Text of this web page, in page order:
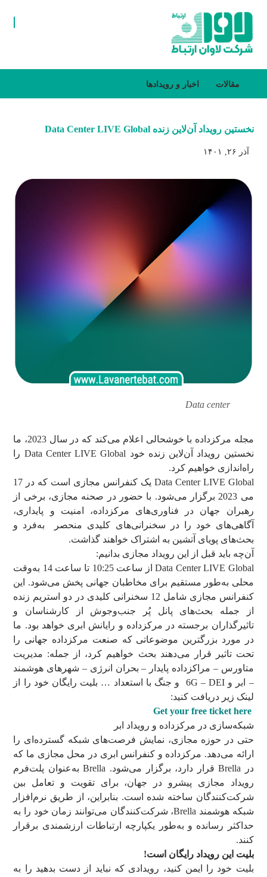
مقالات اخبار و رویدادها
نخستین رویداد آن‌لاین زنده Data Center LIVE Global
آذر ۲۶, ۱۴۰۱
Data center
مجله مرکزداده با خوشحالی اعلام می‌کند که در سال 2023، ما
نخستین رویداد آن‌لاین زنده خود Data Center LIVE Global را
راه‌اندازی خواهیم کرد.
Data Center LIVE Global یک کنفرانس مجازی است که در 17
می 2023 برگزار می‌شود. با حضور در صحنه مجازی، برخی از
رهبران جهان در فناوری‌های مرکزداده، امنیت و پایداری،
آگاهی‌های خود را در سخنرانی‌های کلیدی منحصر به‌فرد و
بحث‌های پویای آتشین به اشتراک خواهند گذاشت.
آن‌چه باید قبل از این رویداد مجازی بدانیم:
Data Center LIVE Global از ساعت 10:25 تا ساعت 14 به‌وقت
محلی به‌طور مستقیم برای مخاطبان جهانی پخش می‌شود. این
کنفرانس مجازی شامل 12 سخنرانی کلیدی در دو استریم زنده
از جمله بحث‌های پانل پُر جنب‌وجوش از کارشناسان و
تاثیرگذاران برجسته در مرکزداده و رایانش ابری خواهد بود. ما
در مورد بزرگترین موضوعاتی که صنعت مرکزداده جهانی را
تحت تاثیر قرار می‌دهند بحث خواهیم کرد، از جمله: مدیریت
متاورس – مراکزداده پایدار – بحران انرژی – شهرهای هوشمند
– ابر و 6G – DEI و جنگ با استعداد … بلیت رایگان خود را از
لینک زیر دریافت کنید:
Get your free ticket here
شبکه‌سازی در مرکزداده و رویداد ابر
حتی در حوزه مجازی، نمایش فرصت‌های شبکه گسترده‌ای را
ارائه می‌دهد. مرکزداده و کنفرانس ابری در محل مجازی ما که
در Brella قرار دارد، برگزار می‌شود. Brella به‌عنوان پلت‌فرم
رویداد مجازی پیشرو در جهان، برای تقویت و تعامل بین
شرکت‌کنندگان ساخته شده است. بنابراین، از طریق نرم‌افزار
شبکه هوشمند Brella، شرکت‌کنندگان می‌توانند زمان خود را به
حداکثر رسانده و به‌طور یکپارچه ارتباطات ارزشمندی برقرار
کنند.
بلیت این رویداد رایگان است!
بلیت خود را ایمن کنید، رویدادی که نباید از دست بدهید را به